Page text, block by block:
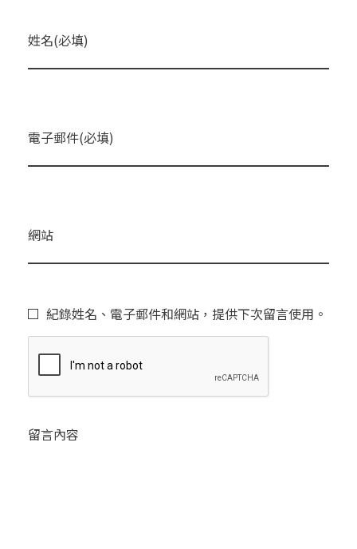
姓名(必填)
電子郵件(必填)
網站
紀錄姓名、電子郵件和網站，提供下次留言使用。
留言內容